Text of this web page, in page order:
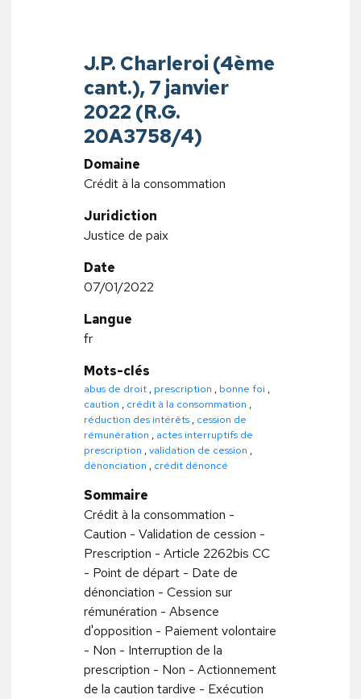
J.P. Charleroi (4ème
cant.), 7 janvier
2022 (R.G.
20A3758/4)
Domaine
Crédit à la consommation
Juridiction
Justice de paix
Date
07/01/2022
Langue
fr
Mots-clés
abus de droit , prescription , bonne foi ,
caution , crédit à la consommation ,
réduction des intérêts , cession de
rémunération , actes interruptifs de
prescription ,validation de cession ,
dénonciation , crédit dénoncé
Sommaire
Crédit à la consommation -
Caution - Validation de cession -
Prescription - Article 2262bis CC
- Point de départ - Date de
dénonciation - Cession sur
rémunération - Absence
d'opposition - Paiement volontaire
- Non - Interruption de la
prescription - Non - Actionnement
de la caution tardive - Exécution